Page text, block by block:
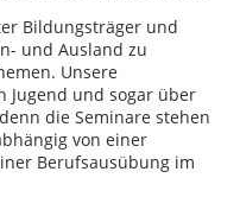
Bildungsträger und
und Ausland zu
Unsere
Jugend und sogar über
die Seminare stehen
von einer
Berufsausübung im